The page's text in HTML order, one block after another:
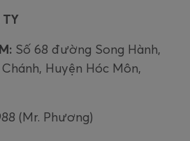
Số 68 đường Song Hành,
Huyện Hóc Môn,
(Mr. Phương)